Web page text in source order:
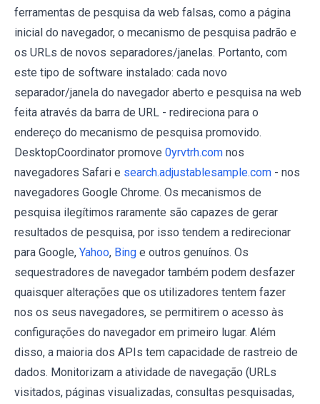
ferramentas de pesquisa da web falsas, como a página
inicial do navegador, o mecanismo de pesquisa padrão e
os URLs de novos separadores/janelas. Portanto, com
este tipo de software instalado: cada novo
separador/janela do navegador aberto e pesquisa na web
feita através da barra de URL - redireciona para o
endereço do mecanismo de pesquisa promovido.
DesktopCoordinator promove 0yrvtrh.com nos
navegadores Safari e search.adjustablesample.com - nos
navegadores Google Chrome. Os mecanismos de
pesquisa ilegítimos raramente são capazes de gerar
resultados de pesquisa, por isso tendem a redirecionar
para Google, Yahoo, Bing e outros genuínos. Os
sequestradores de navegador também podem desfazer
quaisquer alterações que os utilizadores tentem fazer
nos os seus navegadores, se permitirem o acesso às
configurações do navegador em primeiro lugar. Além
disso, a maioria dos APIs tem capacidade de rastreio de
dados. Monitorizam a atividade de navegação (URLs
visitados, páginas visualizadas, consultas pesquisadas,